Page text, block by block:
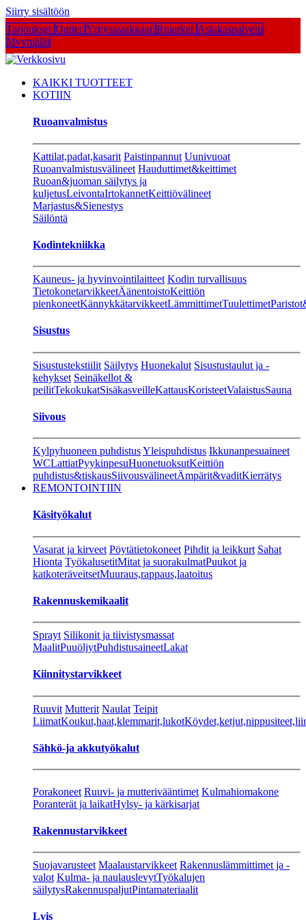
Siirry sisältöön
Tarjoukset Outlet Yritysasiakkaat Rmarket Asiakaspalvelu
Myymälät
KAIKKI TUOTTEET
KOTIIN
Ruoanvalmistus
Kattilat,padat,kasarit Paistinpannut Uunivuoat
Ruoanvalmistusvälineet Hauduttimet&keittimet
Ruoan&juoman säilytys ja
kuljetusLeivontaIrtokannetKeittiövälineet
Marjastus&Sienestys
Säilöntä
Kodintekniikka
Kauneus- ja hyvinvointilaitteet Kodin turvallisuus
TietokonetarvikkeetÄänentoistoKeittiön
pienkoneetKännykkätarvikkeetLämmittimetTuulettimet
Sisustus
Sisustustekstiilit Säilytys Huonekalut Sisustustaulut ja -
kehykset Seinäkellot &
peilitTekokukatSisäkasveilleKattausKoristeetValaistusSauna
Siivous
Kylpyhuoneen puhdistusYleispuhdistus Ikkunanpesuaineet
WCLattiatPyykinpesuHuonetuoksutKeittiön
puhdistus&tiskausSiivousvälineetÄmpärit&vaditKierrätys
REMONTOINTIIN
Käsityökalut
Vasarat ja kirveet Pöytätietokoneet Pihdit ja leikkurt Sahat
Hionta TyökalusetitMitat ja suorakulmatPuukot ja
katkoteräveitsetMuuraus,rappaus,laatoitus
Rakennuskemikaalit
Sprayt Silikonit ja tiivistysmassat
MaalitPuuöljytPuhdistusaineetLakat
Kiinnitystarvikkeet
Ruuvit Mutterit Naulat Teipit
LiimatKoukut,haat,klemmarit,lukot
Sähkö-ja akkutyökalut
Porakoneet Ruuvi- ja mutterivääntimet Kulmahiomakone
Poranterät ja laikatHylsy- ja kärkisarjat
Rakennustarvikkeet
Suojavarusteet Maalaustarvikkeet Rakennuslämmittimet ja -
valot Kulma- ja naulauslevytTyökalujen
säilytysRakennuspaljutPintamateriaalit
Lvis